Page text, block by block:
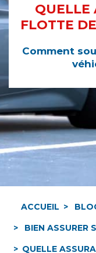
QUELLE
FLOTTE
Comment
ACCUEIL
BIEN ASSURER
QUELLE